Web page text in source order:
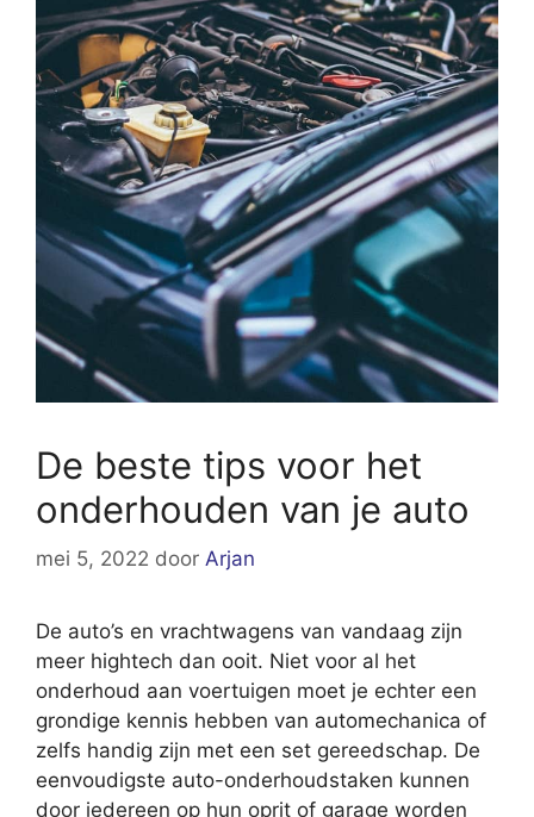
De beste tips voor het
onderhouden van je auto
mei 5, 2022 door Arjan
De auto’s en vrachtwagens van vandaag zijn
meer hightech dan ooit. Niet voor al het
onderhoud aan voertuigen moet je echter een
grondige kennis hebben van automechanica of
zelfs handig zijn met een set gereedschap. De
eenvoudigste auto-onderhoudstaken kunnen
door iedereen op hun oprit of garage worden